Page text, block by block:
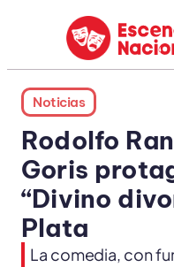
Noticias
Rodolfo
Goris
“Divino
Plata
La comedia, con